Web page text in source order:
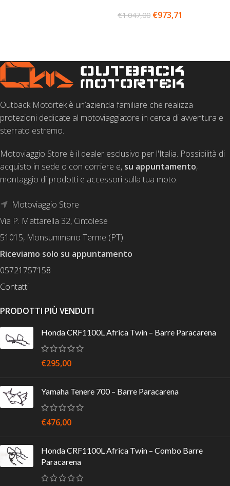
€1.047,00 €973,71
Outback Motortek è un’azienda familiare che realizza
protezioni dedicate al motoviaggiatore in cerca di avventura e
sterrato estremo.
Motoviaggio Store è il dealer esclusivo per l'Italia. Possibilità di
acquisto in sede o con corriere e, su appuntamento,
montaggio di prodotti e accessori sulla tua moto.
Motoviaggio Store
Via P. Mattarella 32, Cintolese
51015, Monsummano Terme (PT)
Riceviamo solo su appuntamento
05721757158
Contatti
PRODOTTI PIÙ VENDUTI
Honda CRF1100L Africa Twin – Barre Paracarena
€295,00
Yamaha Tenere 700 – Barre Paracarena
€476,00
Honda CRF1100L Africa Twin – Combo Barre
Paracarena